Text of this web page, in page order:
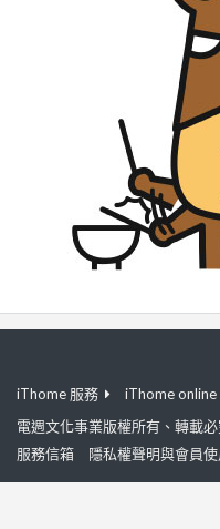
iThome 服務 iThome online
電週文化事業版權所有、轉載
服務信箱
隱私權聲明與會員